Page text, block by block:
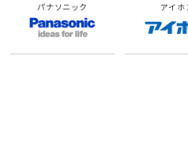
パナソニック アイホ